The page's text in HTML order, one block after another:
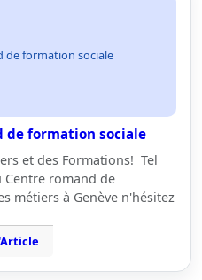
de formation sociale
de formation sociale
et des Formations! Tel
Centre romand de
métiers à Genève n'hésitez